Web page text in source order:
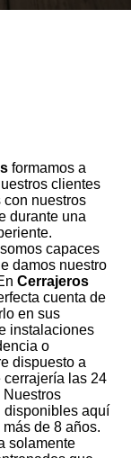
formamos a
clientes
con nuestros
durante una
capaces
damos nuestro
Cerrajeros
cuenta de
en sus
instalaciones
o
dispuesto a
cerrajería las 24
Nuestros
disponibles aquí
de 8 años.
solamente